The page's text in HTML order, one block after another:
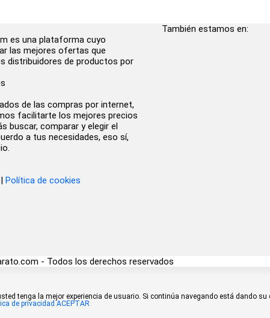
es una plataforma cuyo
las mejores ofertas que
distribuidores de productos por
de las compras por internet,
facilitarte los mejores precios
buscar, comparar y elegir el
a tus necesidades, eso sí,
| Política de cookies
También estamos en:
- Todos los derechos reservados
tenga la mejor experiencia de usuario. Si continúa navegando está dando
de privacidad ACEPTAR